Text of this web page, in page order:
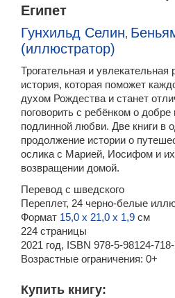
Египет
Гунхильд Селин,
(иллюстратор)
Трогательная и увлекательная
история, которая поможет
духом Рождества и станет
поговорить с ребёнком о добре
подлинной любви. Две книги в
продолжение истории о
ослика с Марией, Иосифом и
возвращении домой.
Перевод с шведского
Переплет, 24 черно-белые
Формат 15,0 х 21,0 х 1,9см
224 страницы
2021 год, ISBN 978-5-98124-
Возрастные ограничения: 0+
Купить книгу